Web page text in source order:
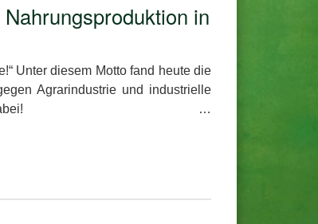
in
Unter diesem Motto fand heute die
Agrarindustrie und industrielle
Wir waren auch dabei! …